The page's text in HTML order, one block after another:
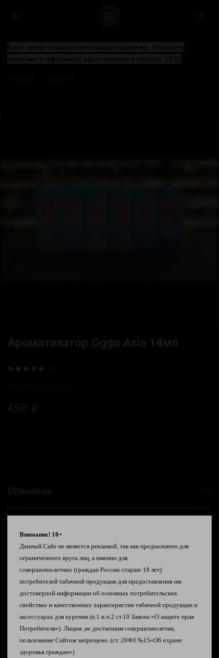
Ароматизатор Oggo Asia 14мл
450 ₽
Описание
Арбуз вишня
Арбуз личи
Грейпфрут малина
Дынная содовая
Киви маракуйя
Клубничная жвачка
Малина жасмин
Малиновая фанта
Персик личи
Персиковая содовая
Черника малина
Внимание! 18+
Данный Сайт не является рекламой, так как предназначен для
ограниченного круга лиц, а именно для
совершеннолетних (граждан России старше 18 лет)
потребителей табачной продукции для предоставления им
достоверной информации об основных потребительских
свойствах и качественных характеристик табачной продукции и
аксессуарах для курения (п.1 и п.2 ст.10 Закона «О защите прав
Потребителя»). Лицам ,не достигшим совершеннолетия,
пользование Сайтом запрещено. (ст. 20ФЗ №15«Об охране
здоровья граждан»)